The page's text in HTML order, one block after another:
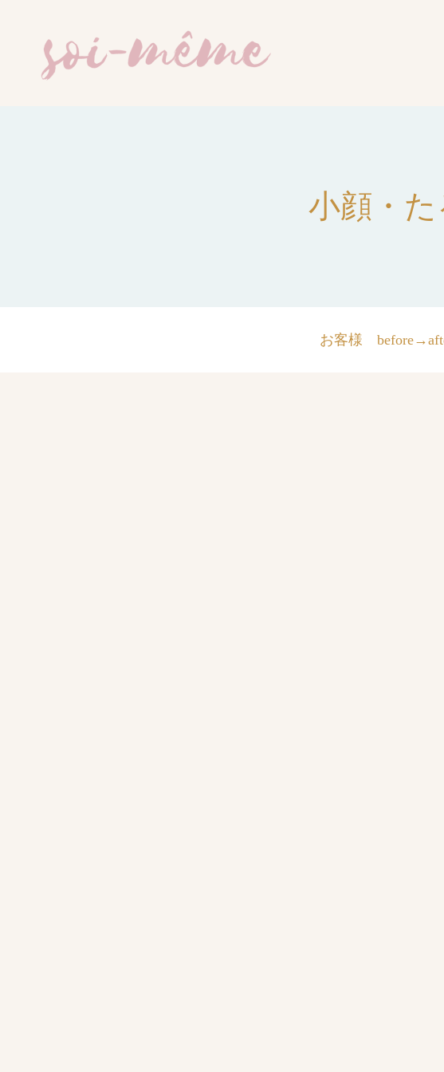
小顔・
お客様